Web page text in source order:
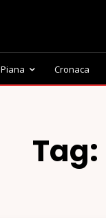
Piana Cronaca
Tag: